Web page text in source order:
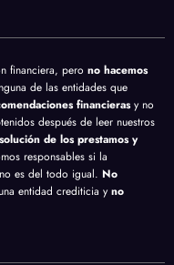
financiera, pero no hacemos
de las entidades que
financierasy no
después de leer nuestros
de los prestamos y
responsables si la
es del todo igual. No
entidad crediticia y no